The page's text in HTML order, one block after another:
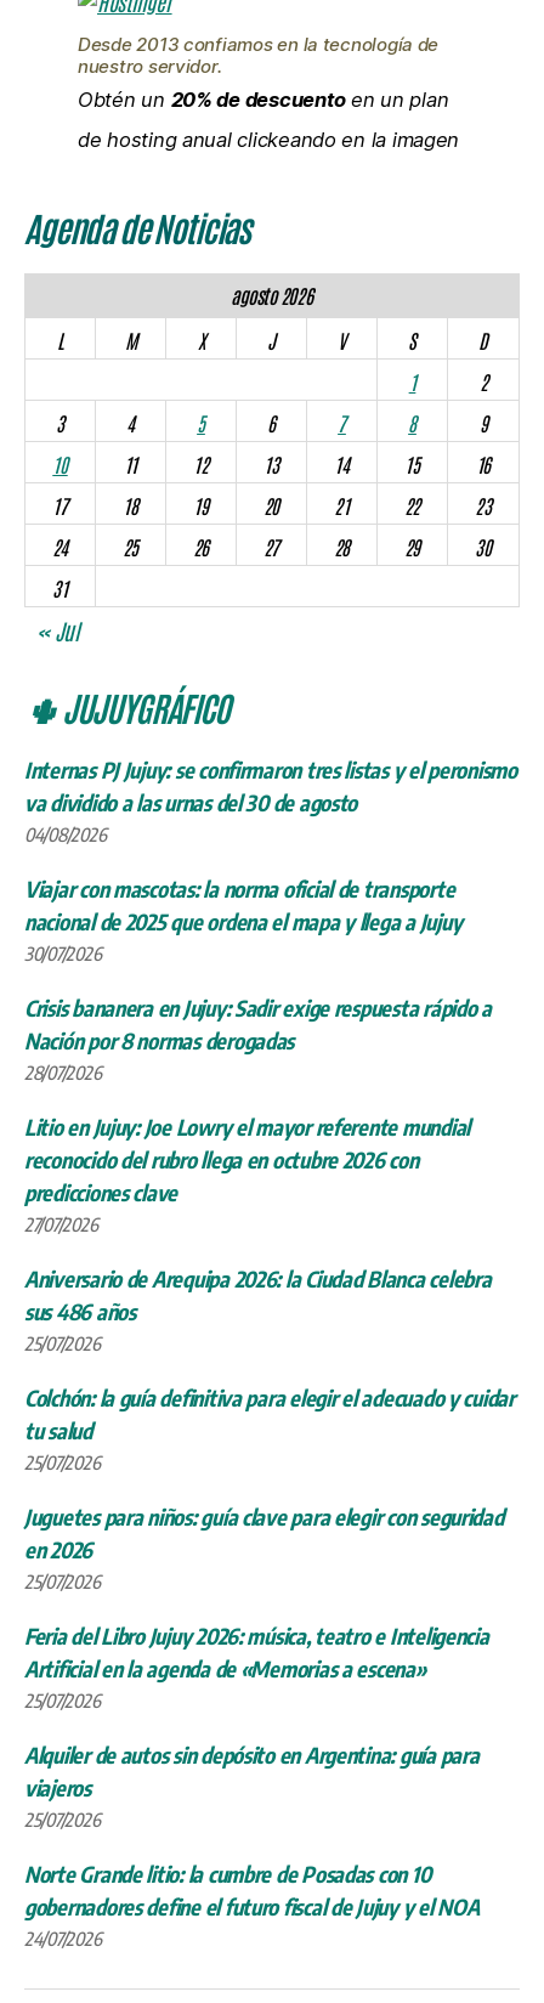
Desde 2013 confiamos en la tecnología de
nuestro servidor.
Obtén un 20% de descuentoen un plan
de hosting anual clickeando en la imagen
Agenda de Noticias
agosto 2026
L
M X J V S
D
1
2
3
4 5 6 7 8
9
10
11 12 13 14 15
16
17
18 19 20 21 22
23
24
25 26 27 28 29
30
31
« Jul
🌵 JUJUYGRÁFICO
Internas PJ Jujuy: se confirmaron tres listas y el peronismo
va dividido a las urnas del 30 de agosto
04/08/2026
Viajar con mascotas: la norma oficial de transporte
nacional de 2025 que ordena el mapa y llega a Jujuy
30/07/2026
Crisis bananera en Jujuy: Sadir exige respuesta rápido a
Nación por 8 normas derogadas
28/07/2026
Litio en Jujuy: Joe Lowry el mayor referente mundial
reconocido del rubro llega en octubre 2026 con
predicciones clave
27/07/2026
Aniversario de Arequipa 2026: la Ciudad Blanca celebra
sus 486 años
25/07/2026
Colchón: la guía definitiva para elegir el adecuado y cuidar
tu salud
25/07/2026
Juguetes para niños: guía clave para elegir con seguridad
en 2026
25/07/2026
Feria del Libro Jujuy 2026: música, teatro e Inteligencia
Artificial en la agenda de «Memorias a escena»
25/07/2026
Alquiler de autos sin depósito en Argentina: guía para
viajeros
25/07/2026
Norte Grande litio: la cumbre de Posadas con 10
gobernadores define el futuro fiscal de Jujuy y el NOA
24/07/2026